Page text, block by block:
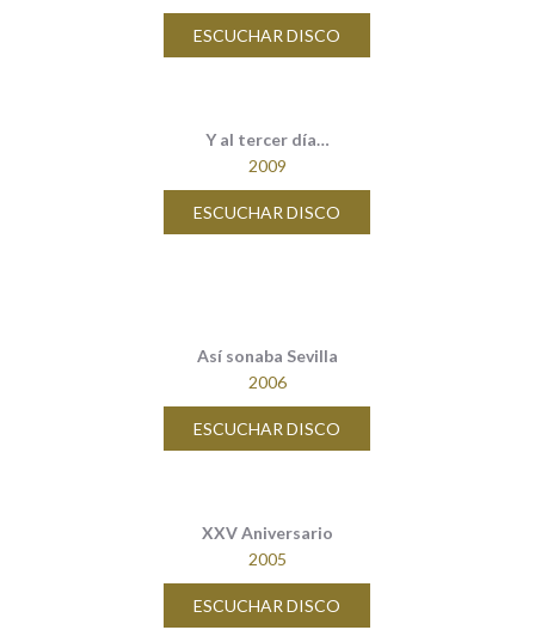
ESCUCHAR DISCO
Y al tercer día…
2009
ESCUCHAR DISCO
Así sonaba Sevilla
2006
ESCUCHAR DISCO
XXV Aniversario
2005
ESCUCHAR DISCO